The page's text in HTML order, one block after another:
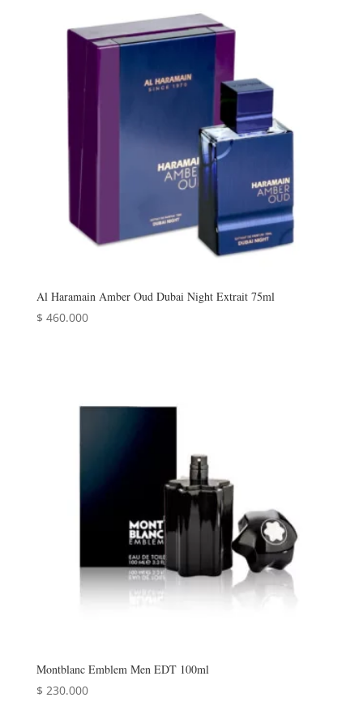
Al Haramain Amber Oud Dubai Night Extrait 75ml
$ 460.000
Montblanc Emblem Men EDT 100ml
$ 230.000